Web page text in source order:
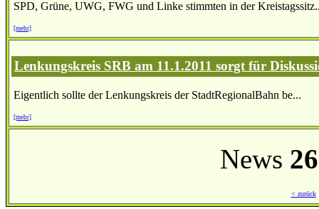
SPD, Grüne, UWG, FWG und Linke stimmten in der
[mehr]
Lenkungskreis SRB am 11.1.2011 sorgt für
Eigentlich sollte der Lenkungskreis der StadtRegionalBahn be...
[mehr]
News
< zurück